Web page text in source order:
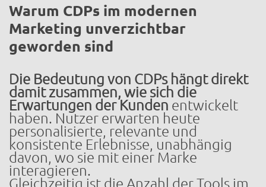
Warum CDPs im modernen
Marketing unverzichtbar
geworden sind
Die Bedeutung von CDPs hängt direkt
damit zusammen, wie sich die
Erwartungen der Kunden entwickelt
haben. Nutzer erwarten heute
personalisierte, relevante und
konsistente Erlebnisse, unabhängig
davon, wo sie mit einer Marke
interagieren.